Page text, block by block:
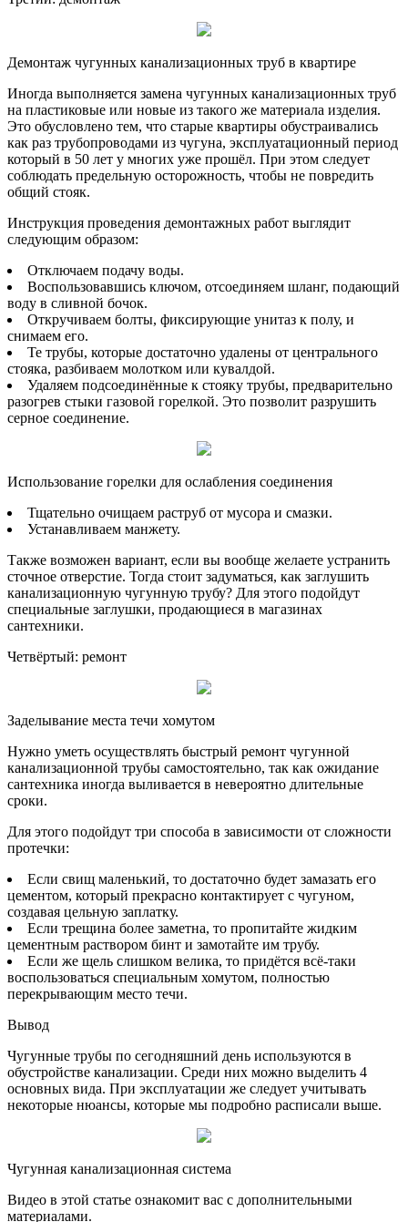
Демонтаж чугунных канализационных труб в квартире
Иногда выполняется замена чугунных канализационных труб
на пластиковые или новые из такого же материала изделия.
Это обусловлено тем, что старые квартиры обустраивались
как раз трубопроводами из чугуна, эксплуатационный период
который в 50 лет у многих уже прошёл. При этом следует
соблюдать предельную осторожность, чтобы не повредить
общий стояк.
Инструкция проведения демонтажных работ выглядит
следующим образом:
Отключаем подачу воды.
Воспользовавшись ключом, отсоединяем шланг, подающий
воду в сливной бочок.
Откручиваем болты, фиксирующие унитаз к полу, и
снимаем его.
Те трубы, которые достаточно удалены от центрального
стояка, разбиваем молотком или кувалдой.
Удаляем подсоединённые к стояку трубы, предварительно
разогрев стыки газовой горелкой. Это позволит разрушить
серное соединение.
Использование горелки для ослабления соединения
Тщательно очищаем раструб от мусора и смазки.
Устанавливаем манжету.
Также возможен вариант, если вы вообще желаете устранить
сточное отверстие. Тогда стоит задуматься, как заглушить
канализационную чугунную трубу? Для этого подойдут
специальные заглушки, продающиеся в магазинах
сантехники.
Четвёртый: ремонт
Заделывание места течи хомутом
Нужно уметь осуществлять быстрый ремонт чугунной
канализационной трубы самостоятельно, так как ожидание
сантехника иногда выливается в невероятно длительные
сроки.
Для этого подойдут три способа в зависимости от сложности
протечки:
Если свищ маленький, то достаточно будет замазать его
цементом, который прекрасно контактирует с чугуном,
создавая цельную заплатку.
Если трещина более заметна, то пропитайте жидким
цементным раствором бинт и замотайте им трубу.
Если же щель слишком велика, то придётся всё-таки
воспользоваться специальным хомутом, полностью
перекрывающим место течи.
Вывод
Чугунные трубы по сегодняшний день используются в
обустройстве канализации. Среди них можно выделить 4
основных вида. При эксплуатации же следует учитывать
некоторые нюансы, которые мы подробно расписали выше.
Чугунная канализационная система
Видео в этой статье ознакомит вас с дополнительными
материалами.